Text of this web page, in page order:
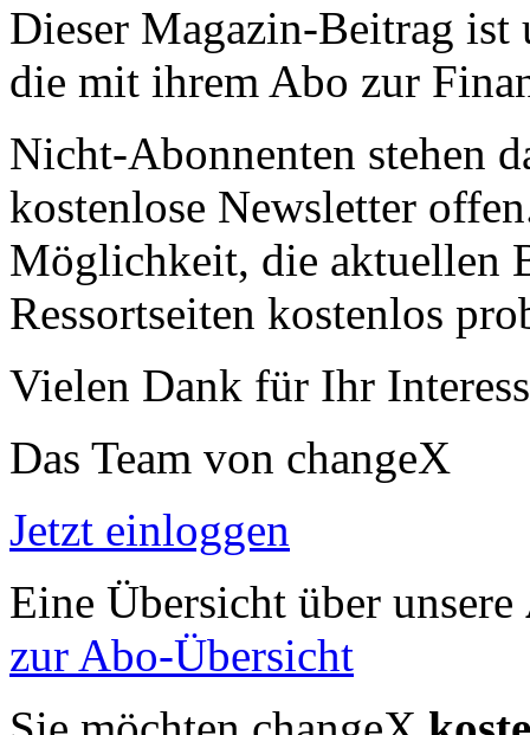
Dieser Magazin-Beitrag ist
die mit ihrem Abo zur
Nicht-Abonnenten stehen
kostenlose Newsletter
Möglichkeit, die aktuellen
Ressortseiten kostenlos
Vielen Dank für Ihr
Das Team von changeX
Jetzt einloggen
Eine Übersicht über unsere
zur Abo-Übersicht